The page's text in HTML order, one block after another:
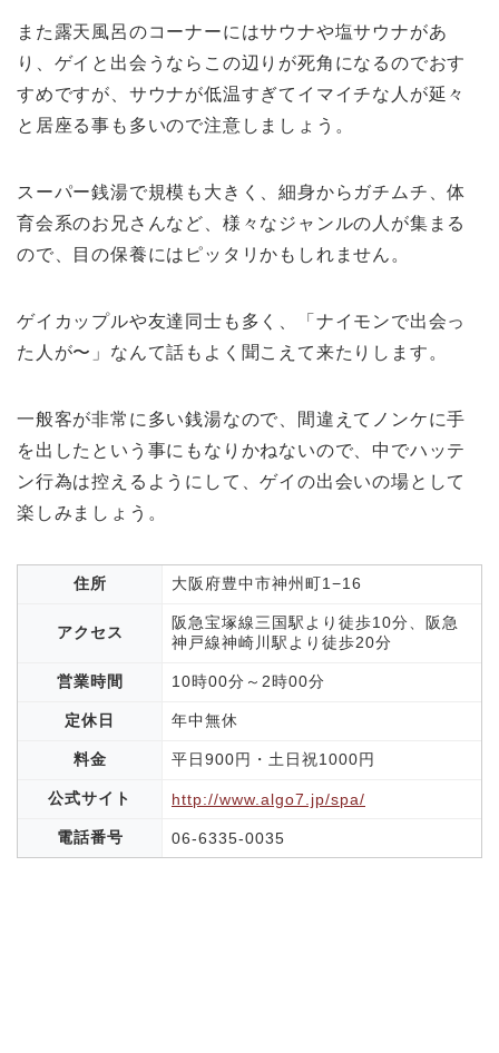
また露天風呂のコーナーにはサウナや塩サウナがあ
り、ゲイと出会うならこの辺りが死角になるのでおす
すめですが、サウナが低温すぎてイマイチな人が延々
と居座る事も多いので注意しましょう。
スーパー銭湯で規模も大きく、細身からガチムチ、体
育会系のお兄さんなど、様々なジャンルの人が集まる
ので、目の保養にはピッタリかもしれません。
ゲイカップルや友達同士も多く、「ナイモンで出会っ
た人が〜」なんて話もよく聞こえて来たりします。
一般客が非常に多い銭湯なので、
間違えてノンケに手
を出したという事にもなりかねないので、中でハッテ
ン行為は控えるようにして、ゲイの出会いの場として
楽しみましょう。
住所 大阪府豊中市神州町1−16
アクセス
阪急宝塚線三国駅より徒歩10分、阪急
神戸線神崎川駅より徒歩20分
営業時間 10時00分～2時00分
定休日 年中無休
料金 平日900円・土日祝1000円
公式サイト http://www.algo7.jp/spa/
電話番号 06-6335-0035